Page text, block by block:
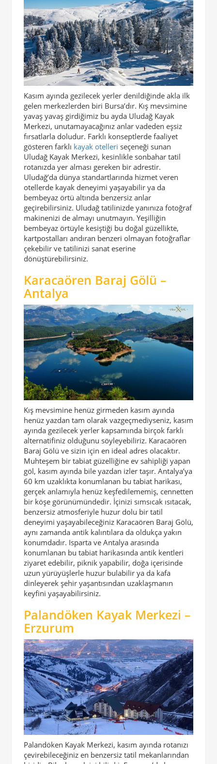
Kasım ayında gezilecek yerler denildiğinde akla ilk
gelen merkezlerden biri Bursa’dır. Kış mevsimine
yavaş yavaş girdiğimiz bu ayda Uludağ Kayak
Merkezi, unutamayacağınız anlar vadeden eşsiz
fırsatlarla doludur. Farklı konseptlerde faaliyet
gösteren farklı kayak otelleri seçeneği sunan
Uludağ Kayak Merkezi, kesinlikle sonbahar tatil
rotanızda yer alması gereken bir adrestir.
Uludağ’da dünya standartlarında hizmet veren
otellerde kayak deneyimi yaşayabilir ya da
bembeyaz örtü altında benzersiz anlar
geçirebilirsiniz. Uludağ tatilinizde yanınıza fotoğraf
makinenizi de almayı unutmayın. Yeşilliğin
bembeyaz örtüyle kesiştiği bu doğal güzellikte,
kartpostalları andıran benzeri olmayan fotoğraflar
çekebilir ve tatilinizi sanat eserine
dönüştürebilirsiniz.
Karacaören Baraj Gölü –
Antalya
Kış mevsimine henüz girmeden kasım ayında
henüz yazdan tam olarak vazgeçmediyseniz, kasım
ayında gezilecek yerler kapsamında birçok farklı
alternatifiniz olduğunu söyleyebiliriz. Karacaören
Baraj Gölü ve sizin için en ideal adres olacaktır.
Muhteşem bir tabiat güzelliğine ev sahipliği yapan
göl, kasım ayında bile yazdan izler taşır. Antalya’ya
60 km uzaklıkta konumlanan bu tabiat harikası,
gerçek anlamıyla henüz keşfedilememiş, cennetten
bir köşe görünümündedir. İçinizi sımsıcak ısıtacak,
benzersiz atmosferiyle huzur dolu bir tatil
deneyimi yaşayabileceğiniz Karacaören Baraj Gölü,
aynı zamanda antik kalıntılara da oldukça yakın
konumdadır. Isparta ve Antalya arasında
konumlanan bu tabiat harikasında antik kentleri
ziyaret edebilir, piknik yapabilir, doğa içerisinde
uzun yürüyüşlerle huzur bulabilir ya da kafa
dinleyerek şehir yaşantısından uzaklaşmanın
keyfini yaşayabilirsiniz.
Palandöken Kayak Merkezi –
Erzurum
Palandöken Kayak Merkezi, kasım ayında rotanızı
çevirebileceğiniz en benzersiz tatil mekanlarından